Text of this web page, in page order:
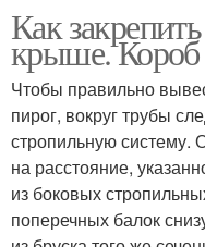
Как
крыше.
Чтобы правильно
пирог, вокруг трубы
стропильную систему.
на расстояние,
из боковых
поперечных балок